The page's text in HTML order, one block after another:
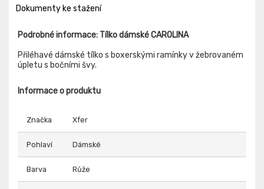
Dokumenty ke stažení
Podrobné informace: Tílko dámské CAROLINA
Přiléhavé dámské tílko s boxerskými ramínky v žebrovaném
úpletu s bočními švy.
Informace o produktu
Značka Xfer
Pohlaví Dámské
Barva Růže